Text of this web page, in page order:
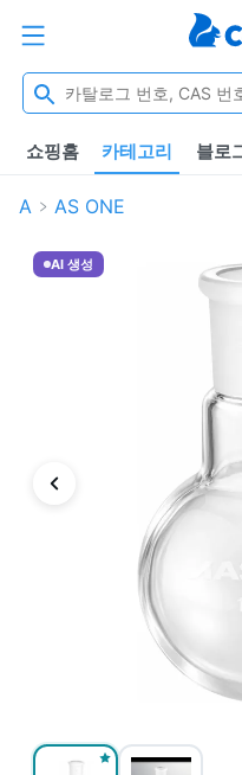
쇼핑홈 카테고리 블로
A AS ONE
AI 생성